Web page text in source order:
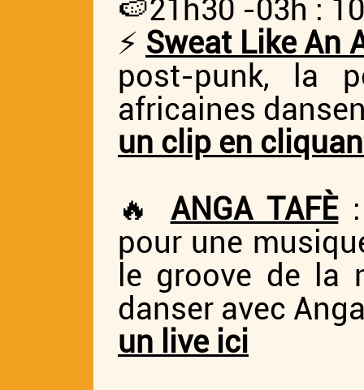
🍉21h30 -03h :
⚡ Sweat Like An
post-punk, la
africaines
un clip en
🔥 ANGA TAFÈ:
pour une
le groove de la
danser avec
un live ici